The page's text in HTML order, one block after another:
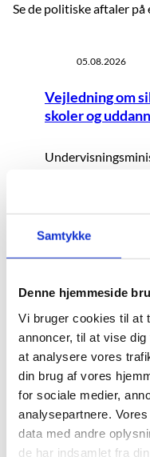
Samtykke
Denne hjemmeside
Vi bruger cookies til at
annoncer, til at vise
at analysere vores
din brug af vores
for sociale medier,
analysepartnere.
data med andre
de har indsamlet fra
Se de politiske aftaler
Vejledning om
skoler og
05.08.2026
afværget et
Ny rapport:
har stor
uddannelse
30.06.2026
En stor del af de
svageste læsere,
anden uddannelse
rapport, der